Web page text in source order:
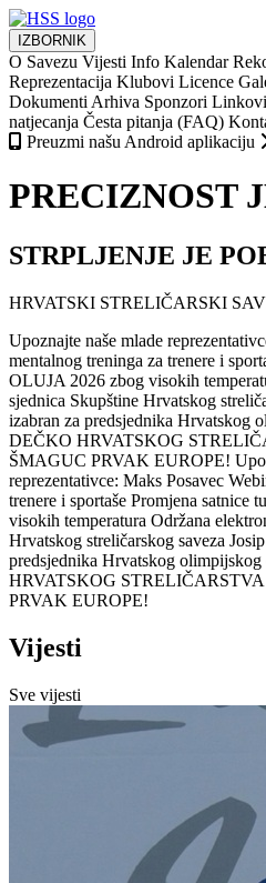
IZBORNIK
O Savezu Vijesti Info Kalendar
Reprezentacija Klubovi Licence
Dokumenti Arhiva Sponzori Linkovi
natjecanja Česta pitanja (FAQ)
Preuzmi našu Android aplikaciju
PRECIZNOST
STRPLJENJE JE
HRVATSKI STRELIČARSKI
Upoznajte naše mlade
mentalnog treninga za trenere i
OLUJA 2026 zbog visokih
sjednica Skupštine Hrvatskog
izabran za predsjednika Hrvatskog
DEČKO HRVATSKOG
ŠMAGUC PRVAK EUROPE!
reprezentativce: Maks Posavec
trenere i sportaše Promjena satnice
visokih temperatura Održana
Hrvatskog streličarskog saveza
predsjednika Hrvatskog olimpijskog
HRVATSKOG
PRVAK EUROPE!
Vijesti
Sve vijesti